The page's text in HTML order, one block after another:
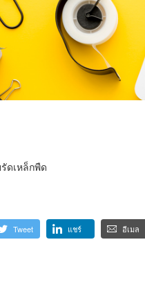
ดเหล็กพืด
Tweet แชร์ อีเมล